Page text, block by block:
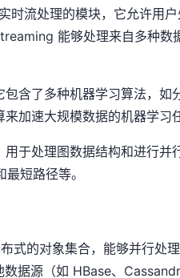
流处理的模块，它允许用户
能够处理来自多种数
含了多种机器学习算法，如
加速大规模数据的机器学习
于处理图数据结构和进行并
短路径等。
式的对象集合，能够并行处
据源（如 HBase、